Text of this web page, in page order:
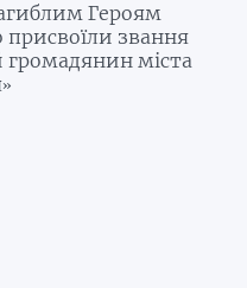
Героям
звання
громадянин міста